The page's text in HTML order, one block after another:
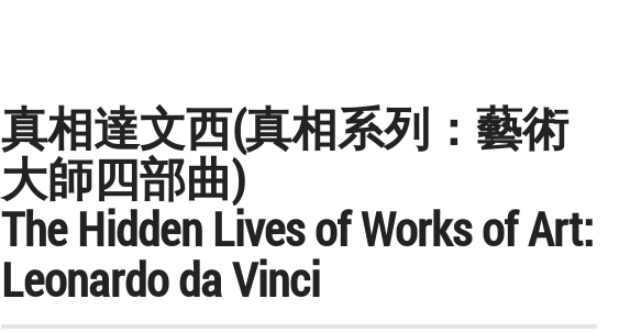
真相達文西(真相系列：藝術
大師四部曲)
The Hidden Lives of Works of Art:
Leonardo da Vinci